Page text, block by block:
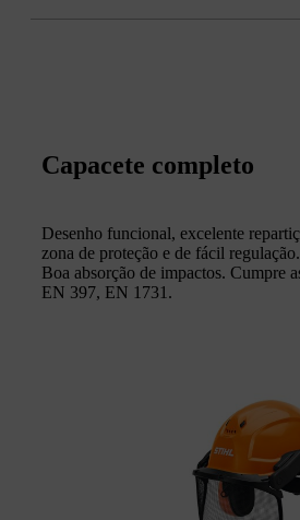
Capacete completo
Desenho funcional, excelente
zona de proteção e de fácil
Boa absorção de impactos. Cumpre
EN 397, EN 1731.